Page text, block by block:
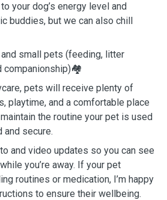
your dog’s energy level and
buddies, but we can also chill
small pets (feeding, litter
companionship)🏘️
pets will receive plenty of
playtime, and a comfortable place
the routine your pet is used
secure.
and video updates so you can see
you’re away. If your pet
routines or medication, I’m happy
to ensure their wellbeing.